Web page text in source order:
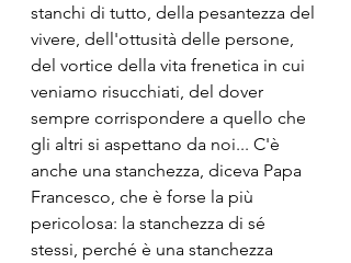
stanchi di tutto, della pesantezza del
vivere, dell'ottusità delle persone,
del vortice della vita frenetica in cui
veniamo risucchiati, del dover
sempre corrispondere a quello che
gli altri si aspettano da noi... C'è
anche una stanchezza, diceva Papa
Francesco, che è forse la più
pericolosa: la stanchezza di sé
stessi, perché è una stanchezza